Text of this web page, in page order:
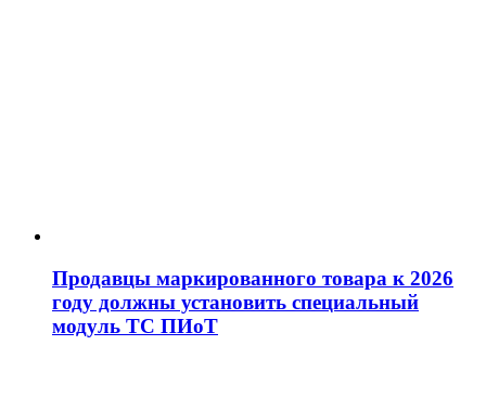
Продавцы маркированного товара к 2026
году должны установить специальный
модуль ТС ПИоТ